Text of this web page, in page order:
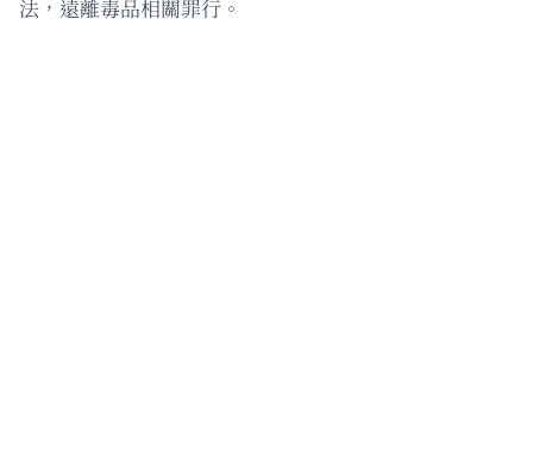
法，遠離毒品相關罪行。